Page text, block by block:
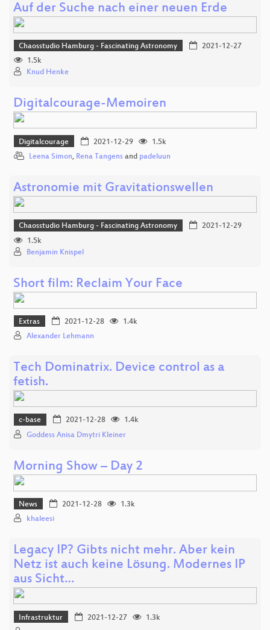
Auf der Suche nach einer neuen Erde
Chaosstudio Hamburg - Fascinating Astronomy
2021-12-27
1.5k
Knud Henke
Digitalcourage-Memoiren
Digitalcourage 2021-12-29
1.5k
Leena Simon, Rena Tangens and padeluun
Astronomie mit Gravitationswellen
Chaosstudio Hamburg - Fascinating Astronomy
2021-12-29
1.5k
Benjamin Knispel
Short film: Reclaim Your Face
Extras 2021-12-28
1.4k
Alexander Lehmann
Tech Dominatrix. Device control as a
fetish.
c-base 2021-12-28
1.4k
Goddess Anisa Dmytri Kleiner
Morning Show – Day 2
News 2021-12-28
1.3k
khaleesi
Legacy IP? Gibts nicht mehr. Aber kein
Netz ist auch keine Lösung. Modernes IP
aus Sicht…
Infrastruktur 2021-12-27
1.3k